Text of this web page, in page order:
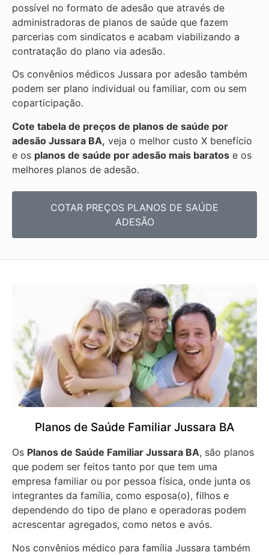
possível no formato de adesão que através de
administradoras de planos de saúde que fazem
parcerias com sindicatos e acabam viabilizando a
contratação do plano via adesão.
Os convênios médicos Jussara por adesão também
podem ser plano individual ou familiar, com ou sem
coparticipação.
Cote tabela de preços de planos de saúde por
adesão Jussara BA, veja o melhor custo X benefício
e os planos de saúde por adesão mais baratos e os
melhores planos de adesão.
COTAR PREÇOS PLANOS DE SAÚDE
ADESÃO
Planos de Saúde Familiar Jussara BA
Os Planos de Saúde Familiar Jussara BA, são planos
que podem ser feitos tanto por que tem uma
empresa familiar ou por pessoa física, onde junta os
integrantes da família, como esposa(o), filhos e
dependendo do tipo de plano e operadoras podem
acrescentar agregados, como netos e avós.
Nos convênios médico para família Jussara também